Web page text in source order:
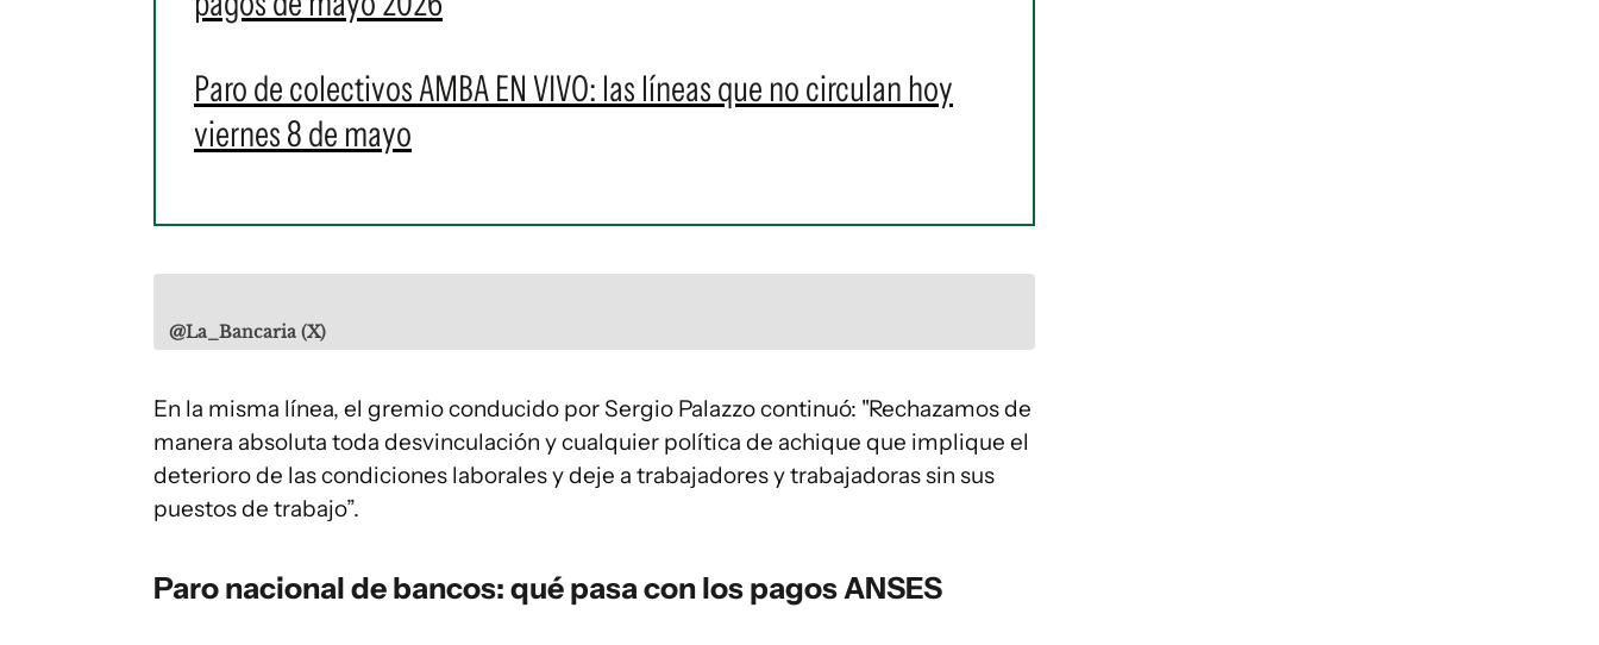
Paro de colectivos AMBA EN VIVO: las líneas que no circulan hoy
viernes 8 de mayo
@La_Bancaria (X)
En la misma línea, el gremio conducido por Sergio Palazzo continuó: "Rechazamos de
manera absoluta toda desvinculación y cualquier política de achique que implique el
deterioro de las condiciones laborales y deje a trabajadores y trabajadoras sin sus
puestos de trabajo”.
Paro nacional de bancos: qué pasa con los pagos ANSES